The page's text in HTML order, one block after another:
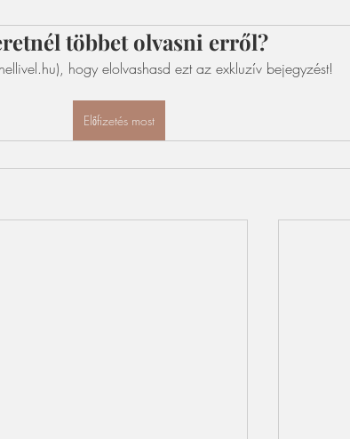
többet olvasni erről?
hogy elolvashasd ezt az exkluzív bejegyzést!
Előfizetés most